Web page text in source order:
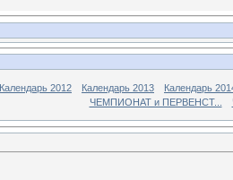
Календарь 2012 Календарь 2013
Календарь
ЧЕМПИОНАТ и ПЕРВЕНСТ...